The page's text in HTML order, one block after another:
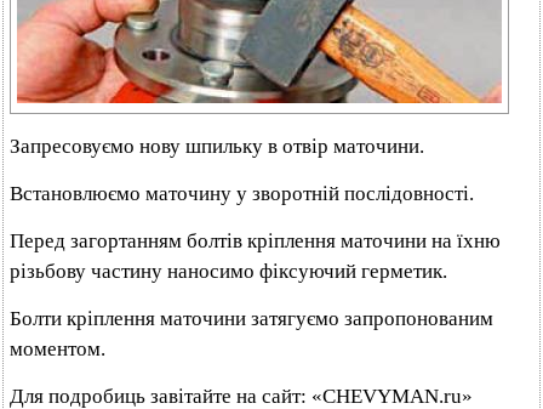
Запресовуємо нову шпильку в отвір маточини.
Встановлюємо маточину у зворотній послідовності.
Перед загортанням болтів кріплення маточини на їхню
різьбову частину наносимо фіксуючий герметик.
Болти кріплення маточини затягуємо запропонованим
моментом.
Для подробиць завітайте на сайт: «CHEVYMAN.ru»